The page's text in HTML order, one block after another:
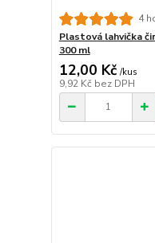
4
Plastová lahvička
300 ml
12,00 Kč /kus
9,92 Kč bez DPH